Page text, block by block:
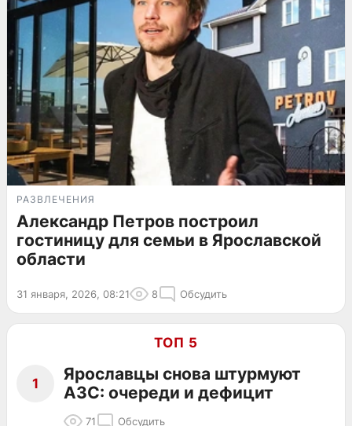
РАЗВЛЕЧЕНИЯ
Александр Петров построил
гостиницу для семьи в Ярославской
области
31 января, 2026, 08:21 8 Обсудить
ТОП 5
1
Ярославцы снова штурмуют
АЗС: очереди и дефицит
71 Обсудить